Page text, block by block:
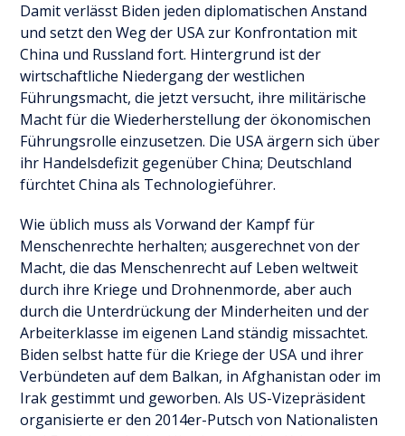
Damit verlässt Biden jeden diplomatischen Anstand
und setzt den Weg der USA zur Konfrontation mit
China und Russland fort. Hintergrund ist der
wirtschaftliche Niedergang der westlichen
Führungsmacht, die jetzt versucht, ihre militärische
Macht für die Wiederherstellung der ökonomischen
Führungsrolle einzusetzen. Die USA ärgern sich über
ihr Handelsdefizit gegenüber China; Deutschland
fürchtet China als Technologieführer.
Wie üblich muss als Vorwand der Kampf für
Menschenrechte herhalten; ausgerechnet von der
Macht, die das Menschenrecht auf Leben weltweit
durch ihre Kriege und Drohnenmorde, aber auch
durch die Unterdrückung der Minderheiten und der
Arbeiterklasse im eigenen Land ständig missachtet.
Biden selbst hatte für die Kriege der USA und ihrer
Verbündeten auf dem Balkan, in Afghanistan oder im
Irak gestimmt und geworben. Als US-Vizepräsident
organisierte er den 2014er-Putsch von Nationalisten